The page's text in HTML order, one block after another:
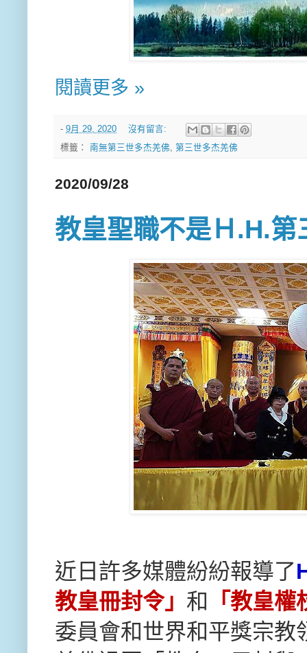
閱讀更多 »
- 9月 29, 2020
沒有留言:
標籤： 南無第三世多杰羌佛 第三世多杰羌佛
2020/09/28
教皇聖職不是Ｈ.H.
近日許多媒體紛紛報導了
教皇冊封令」 和
「教皇權
委員會和世界和平獎宗教